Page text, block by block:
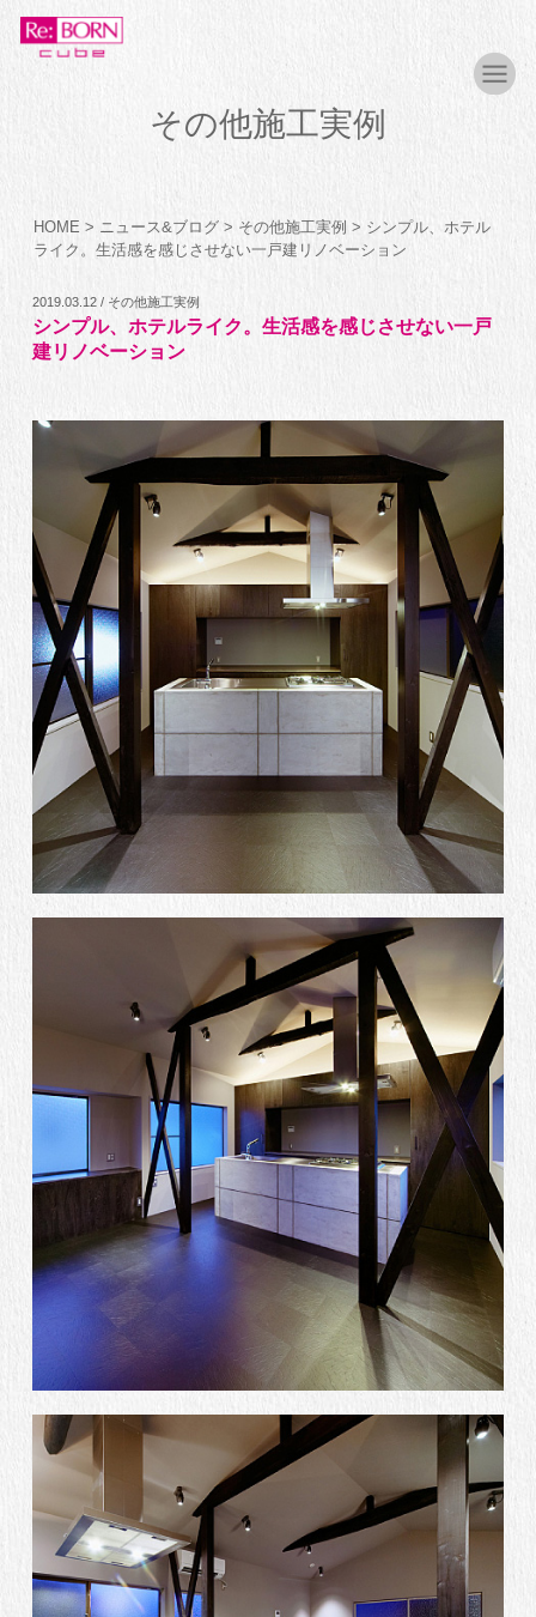
その他施工実例
HOME > ニュース&ブログ > その他施工実例 > シンプル、ホテル
ライク。生活感を感じさせない一戸建リノベーション
2019.03.12 / その他施工実例
シンプル、ホテルライク。生活感を感じさせない一戸
建リノベーション